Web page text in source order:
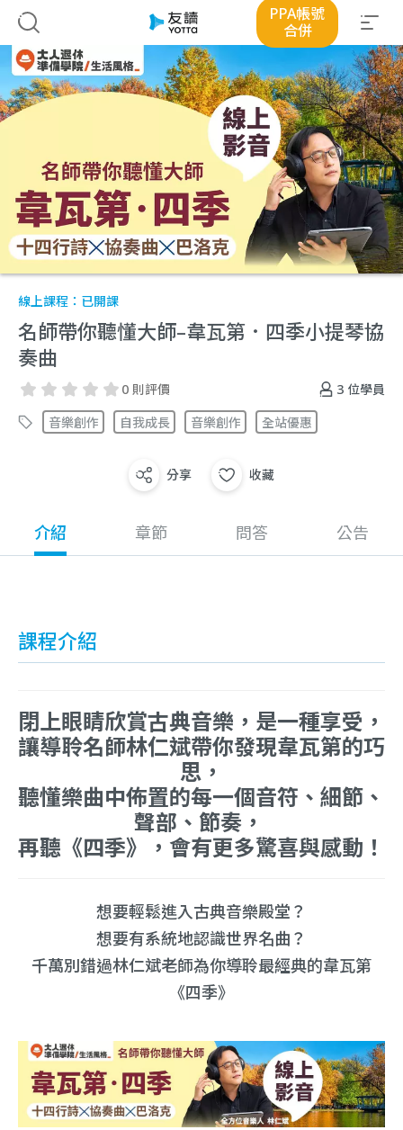
PPA帳號
合併
線上課程： 已開課
名師帶你聽懂大師–韋瓦第．四季小提琴協
奏曲
3 位學員
0 則評價
音樂創作
自我成長 音樂創作 全站優惠
分享 收藏
介紹 章節 問答 公告
課程介紹
閉上眼睛欣賞古典音樂，是一種享受，
讓導聆名師林仁斌帶你發現韋瓦第的巧
思，
聽懂樂曲中佈置的每一個音符、細節、
聲部、節奏，
再聽《四季》，會有更多驚喜與感動！
想要輕鬆進入古典音樂殿堂？
想要有系統地認識世界名曲？
千萬別錯過林仁斌老師為你導聆最經典的韋瓦第
《四季》